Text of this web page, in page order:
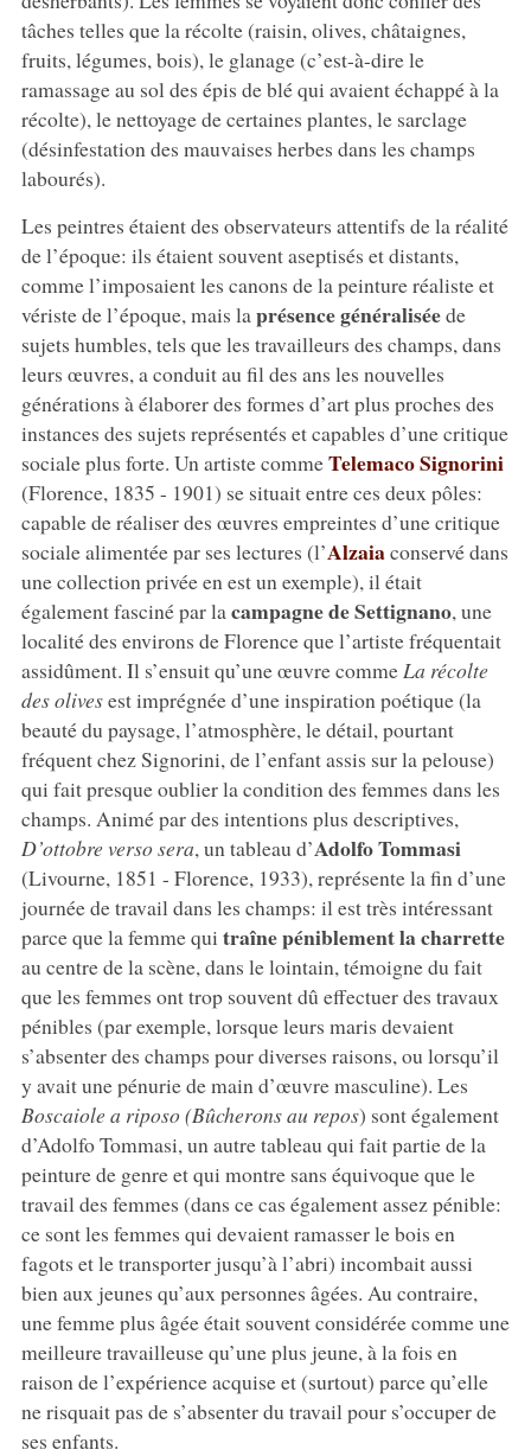
tâches telles que la récolte (raisin, olives, châtaignes,
fruits, légumes, bois), le glanage (c’est-à-dire le
ramassage au sol des épis de blé qui avaient échappé à la
récolte), le nettoyage de certaines plantes, le sarclage
(désinfestation des mauvaises herbes dans les champs
labourés).
Les peintres étaient des observateurs attentifs de la réalité
de l’époque: ils étaient souvent aseptisés et distants,
comme l’imposaient les canons de la peinture réaliste et
vériste de l’époque, mais la présence généraliséede
sujets humbles, tels que les travailleurs des champs, dans
leurs œuvres, a conduit au fil des ans les nouvelles
générations à élaborer des formes d’art plus proches des
instances des sujets représentés et capables d’une critique
sociale plus forte. Un artiste commeTelemaco Signorini
(Florence, 1835 - 1901) se situait entre ces deux pôles:
capable de réaliser des œuvres empreintes d’une critique
sociale alimentée par ses lectures (l’Alzaiaconservé dans
une collection privée en est un exemple), il était
également fasciné par la campagne de Settignano, une
localité des environs de Florence que l’artiste fréquentait
assidûment. Il s’ensuit qu’une œuvre comme La récolte
des olivesest imprégnée d’une inspiration poétique (la
beauté du paysage, l’atmosphère, le détail, pourtant
fréquent chez Signorini, de l’enfant assis sur la pelouse)
qui fait presque oublier la condition des femmes dans les
champs. Animé par des intentions plus descriptives,
D’ottobre verso sera, un tableau d’Adolfo Tommasi
(Livourne, 1851 - Florence, 1933), représente la fin d’une
journée de travail dans les champs: il est très intéressant
parce que la femme qui traîne péniblement la charrette
au centre de la scène, dans le lointain, témoigne du fait
que les femmes ont trop souvent dû effectuer des travaux
pénibles (par exemple, lorsque leurs maris devaient
s’absenter des champs pour diverses raisons, ou lorsqu’il
y avait une pénurie de main d’œuvre masculine). Les
Boscaiole a riposo (Bûcherons au repos) sont également
d’Adolfo Tommasi, un autre tableau qui fait partie de la
peinture de genre et qui montre sans équivoque que le
travail des femmes (dans ce cas également assez pénible:
ce sont les femmes qui devaient ramasser le bois en
fagots et le transporter jusqu’à l’abri) incombait aussi
bien aux jeunes qu’aux personnes âgées. Au contraire,
une femme plus âgée était souvent considérée comme une
meilleure travailleuse qu’une plus jeune, à la fois en
raison de l’expérience acquise et (surtout) parce qu’elle
ne risquait pas de s’absenter du travail pour s’occuper de
ses enfants.